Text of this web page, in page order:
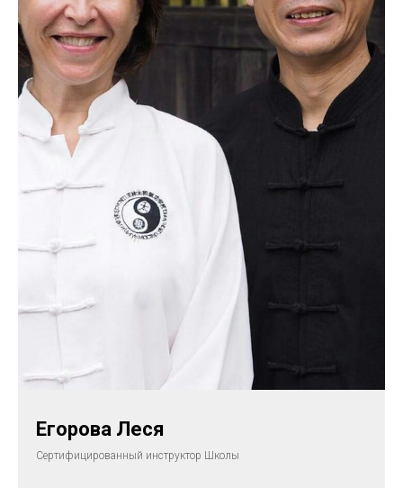
Егорова Леся
Сертифицированный инструктор Школы